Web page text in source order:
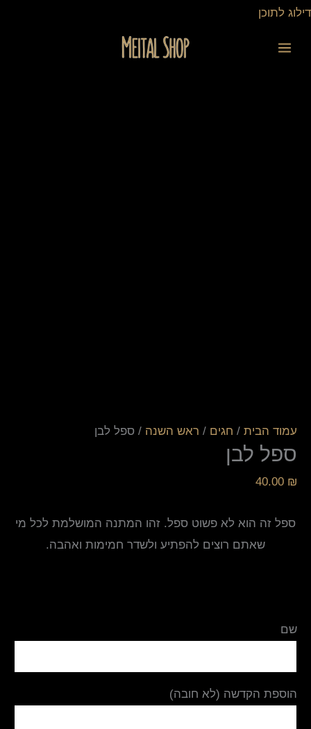
דילוג לתוכן
דילוג
עמוד הבית / חגים / ראש השנה / ספל לבן
ספל לבן
40.00 ₪
ספל זה הוא לא פשוט ספל. זהו המתנה המושלמת לכל מי
שאתם רוצים להפתיע ולשדר חמימות ואהבה.
שם
הוספת הקדשה (לא חובה)
של